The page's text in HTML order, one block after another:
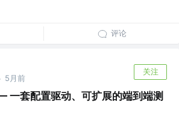
评论
· 5月前
关注
套配置驱动、可扩展的端到端测